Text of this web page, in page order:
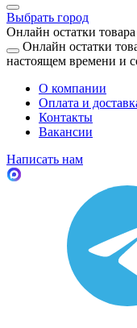
Выбрать город
Онлайн остатки товара
Онлайн остатки
настоящем времени и
О компании
Оплата и
Контакты
Вакансии
Написать нам